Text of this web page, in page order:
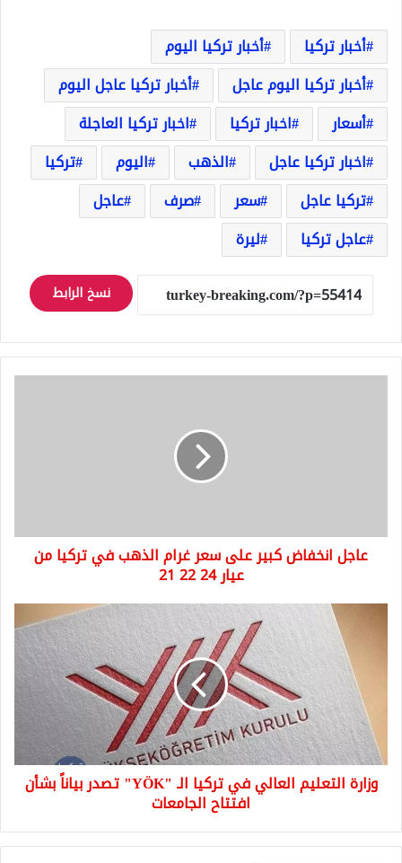
أخبار تركيا
أخبار تركيا اليوم
أخبار تركيا اليوم عاجل
أخبار تركيا عاجل اليوم
أسعار
اخبار تركيا
اخبار تركيا العاجلة
اخبار تركيا عاجل
الذهب اليوم
تركيا
تركيا عاجل
سعر صرف
عاجل
عاجل تركيا
ليرة
نسخ الرابط
تركيا
22
عاجل انخفاض كبير على سعر غرام الذهب في تركيا من
عيار 24 22 21
وزارة
"YÖK"
تصدر
بياناً
بشأن
افتتاح
وزارة التعليم العالي في تركيا الـ "YÖK" تصدر بياناً بشأن
افتتاح الجامعات